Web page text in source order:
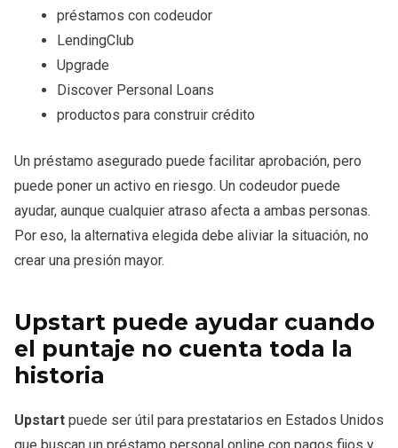
préstamos con codeudor
LendingClub
Upgrade
Discover Personal Loans
productos para construir crédito
Un préstamo asegurado puede facilitar aprobación, pero
puede poner un activo en riesgo. Un codeudor puede
ayudar, aunque cualquier atraso afecta a ambas personas.
Por eso, la alternativa elegida debe aliviar la situación, no
crear una presión mayor.
Upstart puede ayudar cuando
el puntaje no cuenta toda la
historia
Upstart puede ser útil para prestatarios en Estados Unidos